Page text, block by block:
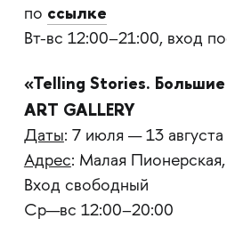
по ссылке
Вт-вс 12:00–21:00, вход
«Telling Stories. Большие
ART GALLERY
Даты: 7 июля — 13 августа
Адрес: Малая
Вход свободный
Ср—вс 12:00–20:00